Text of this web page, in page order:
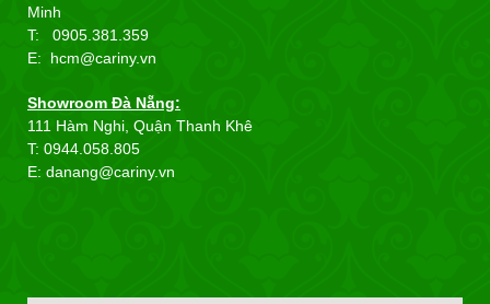
Minh
T: 0905.381.359
E: hcm@cariny.vn
Showroom Đà Nẵng:
111 Hàm Nghi, Quận Thanh Khê
T: 0944.058.805
E: danang@cariny.vn